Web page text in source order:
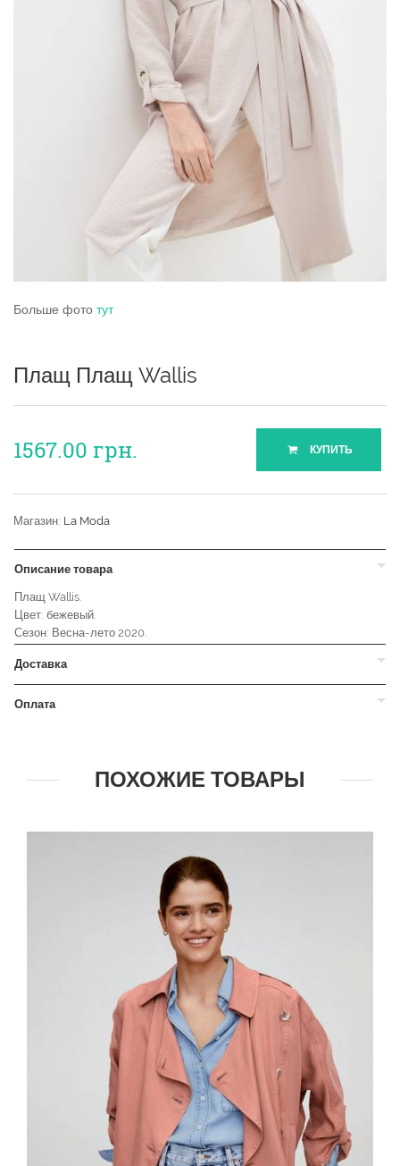
Больше фото тут
Плащ Плащ Wallis
1567.00 грн. КУПИТЬ
Магазин: La Moda
Описание товара
Плащ Wallis.
Цвет: бежевый.
Сезон: Весна-лето 2020.
Доставка
Оплата
ПОХОЖИЕ ТОВАРЫ